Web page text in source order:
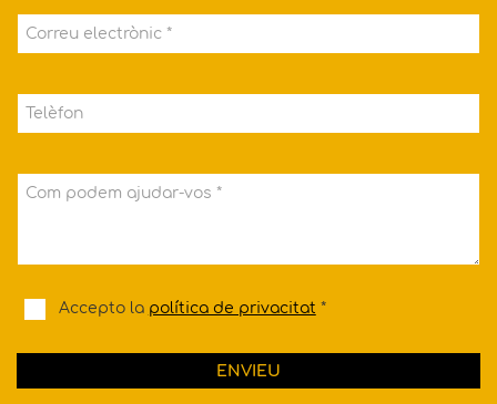
Correu electrònic *
Telèfon
Com podem ajudar-vos *
Accepto la política de privacitat *
ENVIEU